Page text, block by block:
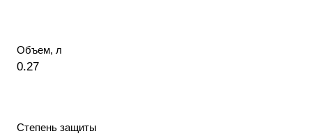
Объем, л
0.27
Степень защиты